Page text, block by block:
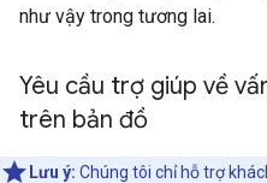
như vậy trong tương lai.
Yêu cầu trợ giúp về
trên bản đồ
Lưu ý: Chúng tôi chỉ hỗ trợ